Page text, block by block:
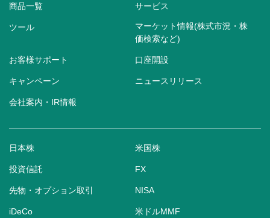
商品一覧 サービス
ツール
マーケット情報(株式市況・株
価検索など)
お客様サポート 口座開設
キャンペーン ニュースリリース
会社案内・IR情報
日本株 米国株
投資信託 FX
先物・オプション取引 NISA
iDeCo 米ドルMMF